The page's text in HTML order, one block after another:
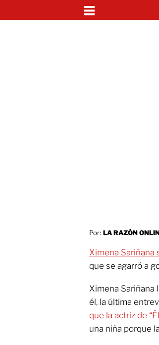
Por: LA RAZÓN
Ximena Sariñana
que se agarró a
Ximena Sariñana
él, la última
que la actriz de
una niña porque